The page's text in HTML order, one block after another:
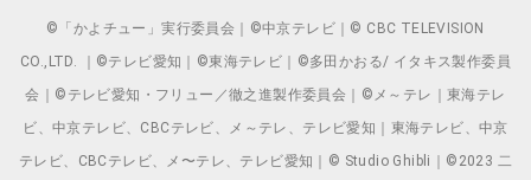
©「かよチュー」実行委員会｜©中京テレビ｜© CBC TELEVISION
CO.,LTD. ｜©テレビ愛知｜©東海テレビ｜©多田かおる/ イタキス製作委員
会｜©テレビ愛知・フリュー／徹之進製作委員会｜©メ～テレ｜東海テレ
ビ、中京テレビ、CBCテレビ、メ～テレ、テレビ愛知｜東海テレビ、中京
テレビ、CBCテレビ、メ〜テレ、テレビ愛知｜© Studio Ghibli｜©2023 二